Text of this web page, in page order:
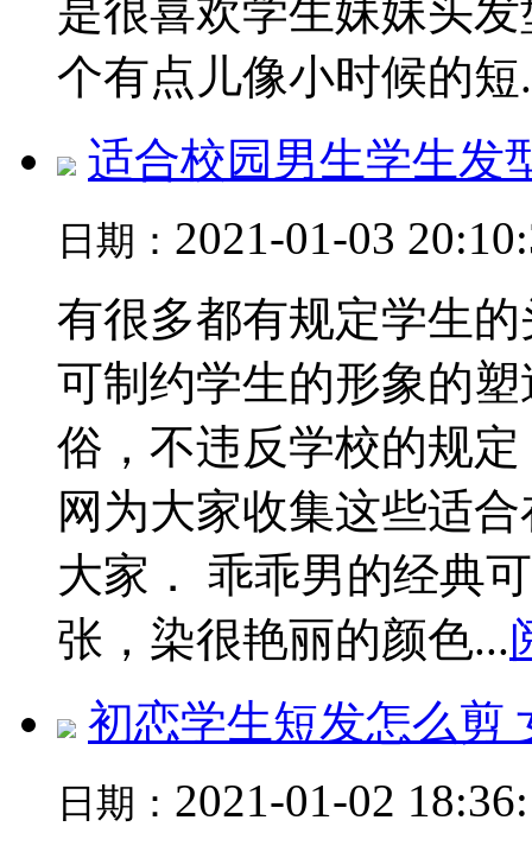
是很喜欢学生妹妹头
个有点儿像小时候的短
适合校园男生学生发
日期： 2021-01-03
有很多都有规定学生
可制约学生的形象的
俗，不违反学校的规
网为大家收集这些适
大家． 乖乖男的经典
张，染很艳丽的颜色...
初恋学生短发怎么剪
日期： 2021-01-02